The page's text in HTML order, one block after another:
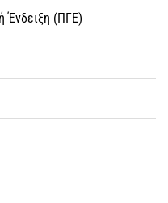
Ένδειξη (ΠΓΕ)